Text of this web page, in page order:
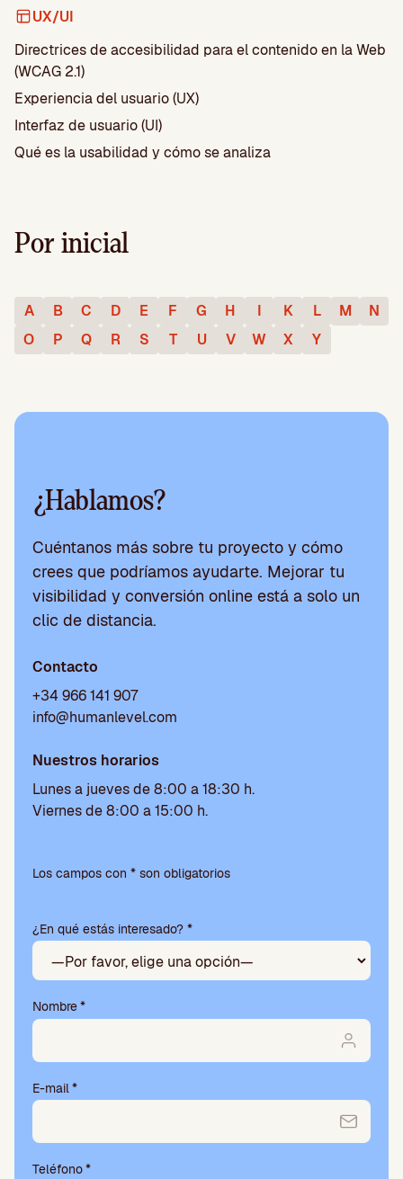
UX/UI
Directrices de accesibilidad para el contenido en la Web
(WCAG 2.1)
Experiencia del usuario (UX)
Interfaz de usuario (UI)
Qué es la usabilidad y cómo se analiza
Por inicial
A B C D E F G H I K L M
N
O
P Q R S T U V W X Y
¿Hablamos?
Cuéntanos más sobre tu proyecto y cómo
crees que podríamos ayudarte. Mejorar tu
visibilidad y conversión online está a solo un
clic de distancia.
Contacto
+34 966 141 907
info@humanlevel.com
Nuestros horarios
Lunes a jueves de 8:00 a 18:30 h.
Viernes de 8:00 a 15:00 h.
o
a
v
,
d
j
a
e
t
c
Los campos con * son obligatorios
¿En qué estás interesado? *
Nombre*
E-mail*
Teléfono*